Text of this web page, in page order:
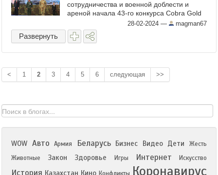
сотрудничества и военной доблести и
ареной начала 43-го конкурса Cobra Gold
2024. Событие, отмеченное присутствием
уважаемых высокопоставленных лиц и ...
28-02-2024 — magman67
Развернуть
< 1 2 3 4 5 6 следующая >>
WOW Авто Армия Беларусь Бизнес Видео Дети
Жесть
Животные
Закон Здоровье Игры Интернет Искусство
История Казахстан Кино Коронавирус